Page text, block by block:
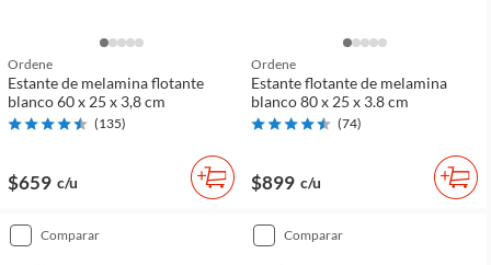
Ordene
Estante de melamina flotante
blanco 60 x 25 x 3,8 cm
(135)
$659 c/u
Ordene
Estante flotante de melamina
blanco 80 x 25 x 3.8 cm
(74)
$899 c/u
comparar comparar